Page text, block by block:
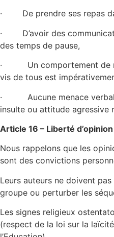
· De prendre ses repas
· D’avoir des
des temps de pause,
· Un comportement de
vis de tous est
· Aucune menace
insulte ou attitude agressive
Article 16 – Liberté d’opinion
Nous rappelons que les
sont des convictions
Leurs auteurs ne doivent
groupe ou perturber les
Les signes religieux
(respect de la loi sur la